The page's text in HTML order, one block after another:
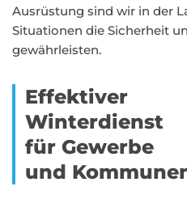
Ausrüstung sind wir in der
Situationen die Sicherheit
gewährleisten.
Effektiver
Winterdienst
für Gewerbe
und